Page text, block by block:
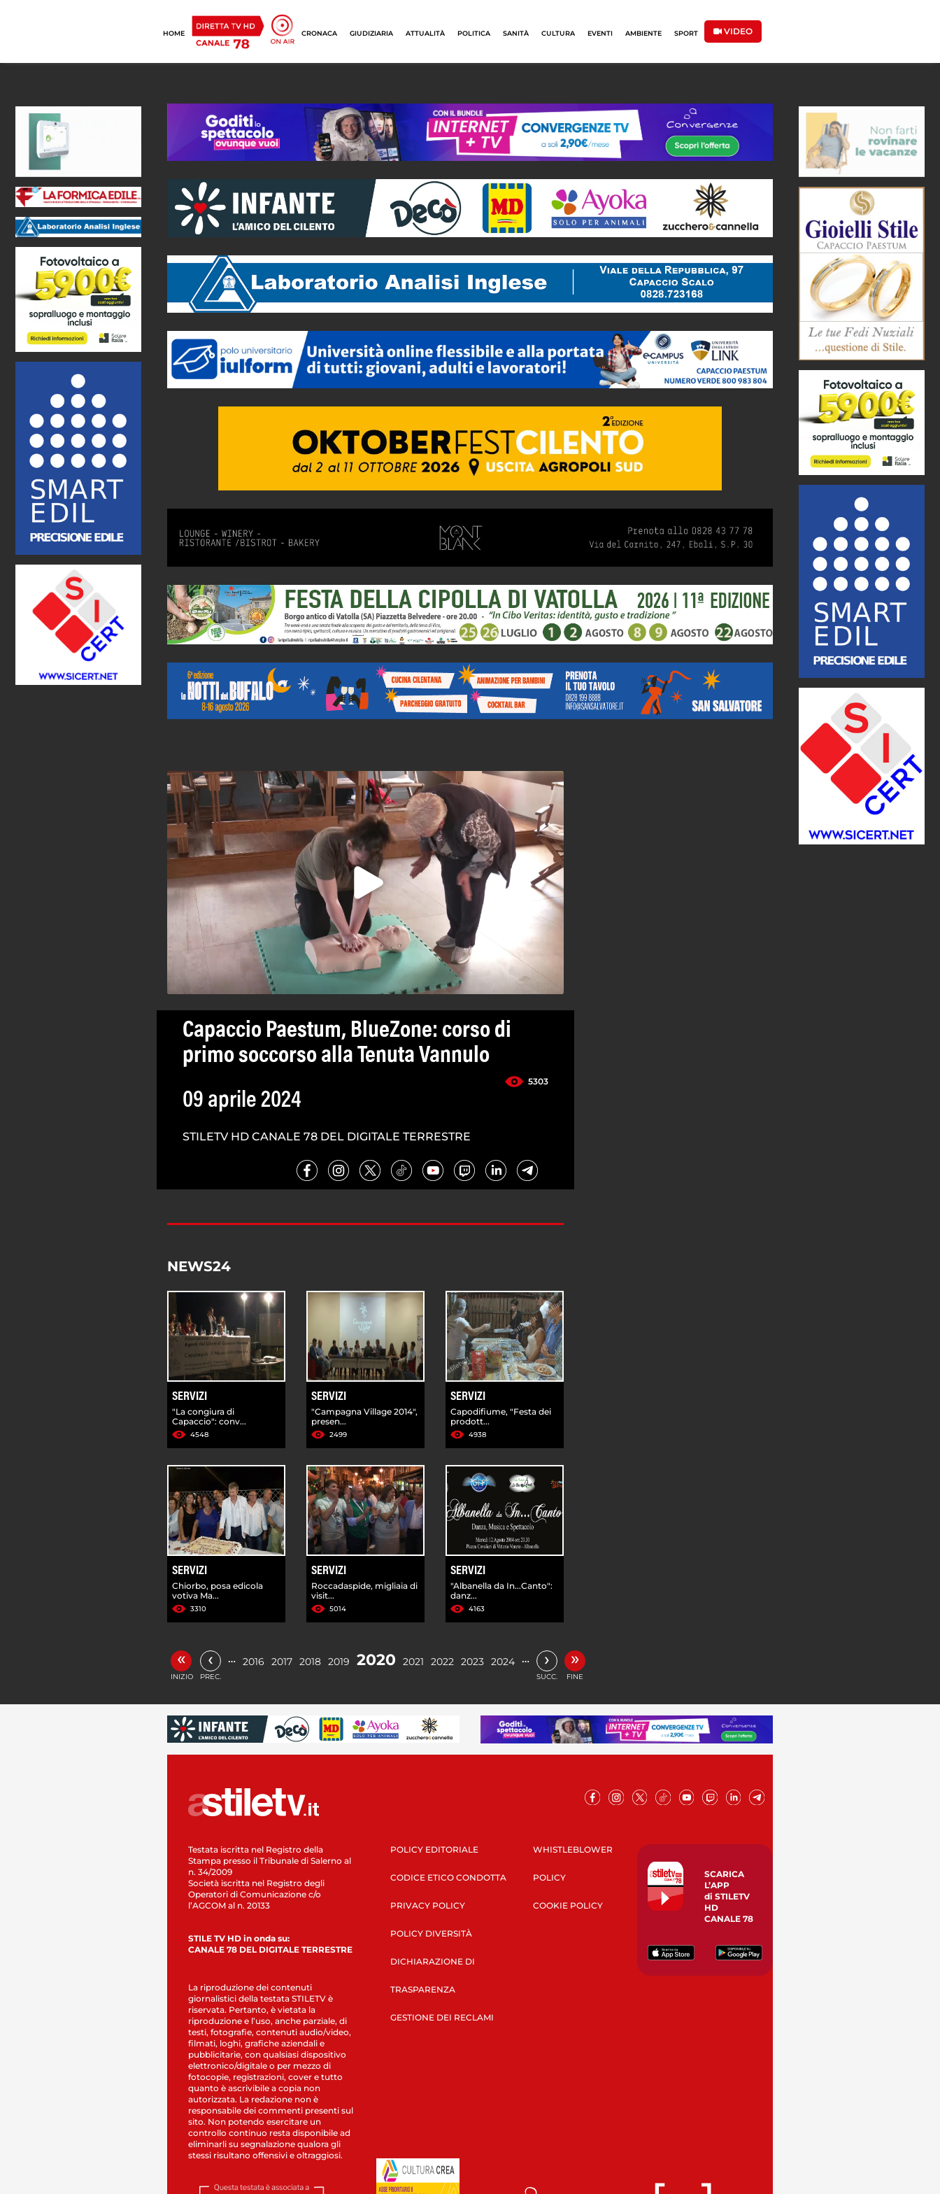
HOME CRONACA GIUDIZIARIA ATTUALITÀ POLITICA SANITÀ CULTURA EVENTI AMBIENTE SPORT VIDEO
Capaccio Paestum, BlueZone: corso di
primo soccorso alla Tenuta Vannulo
5303
09 aprile 2024
STILETV HD CANALE 78 DEL DIGITALE TERRESTRE
NEWS24
SERVIZI
"La congiura di
Capaccio": conv...
4548
SERVIZI
"Campagna Village 2014",
presen...
2499
SERVIZI
Capodifiume, "Festa dei
prodott...
4938
SERVIZI
Chiorbo, posa edicola
votiva Ma...
3310
SERVIZI
Roccadaspide, migliaia di
visit...
5014
SERVIZI
"Albanella da In...Canto":
danz...
4163
«
INIZIO
‹
PREC.
… 2016 2017 2018 2019 2020 2021 2022 2023 2024 … ›
SUCC.
»
FINE
Testata iscritta nel Registro della
Stampa presso il Tribunale di Salerno al
n. 34/2009
Società iscritta nel Registro degli
Operatori di Comunicazione c/o
l’AGCOM al n. 20133
STILE TV HD in onda su:
CANALE 78 DEL DIGITALE TERRESTRE
La riproduzione dei contenuti
giornalistici della testata STILETV è
riservata. Pertanto, è vietata la
riproduzione e l’uso, anche parziale, di
testi, fotografie, contenuti audio/video,
filmati, loghi, grafiche aziendali e
pubblicitarie, con qualsiasi dispositivo
elettronico/digitale o per mezzo di
fotocopie, registrazioni, cover e tutto
quanto è ascrivibile a copia non
autorizzata. La redazione non è
responsabile dei commenti presenti sul
sito. Non potendo esercitare un
controllo continuo resta disponibile ad
eliminarli su segnalazione qualora gli
stessi risultano offensivi e oltraggiosi.
POLICY EDITORIALE
CODICE ETICO CONDOTTA
PRIVACY POLICY
POLICY DIVERSITÀ
DICHIARAZIONE DI
TRASPARENZA
GESTIONE DEI RECLAMI
WHISTLEBLOWER
POLICY
COOKIE POLICY
SCARICA
L’APP
di STILETV
HD
CANALE 78